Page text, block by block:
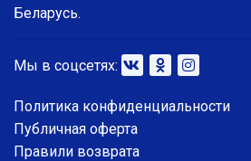
Беларусь.
Мы в соцсетях:
Политика конфиденциальности
Публичная оферта
Правили возврата